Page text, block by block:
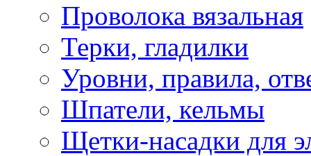
Проволока вязальная
Терки, гладилки
Уровни, правила,
Шпатели, кельмы
Щетки-насадки для